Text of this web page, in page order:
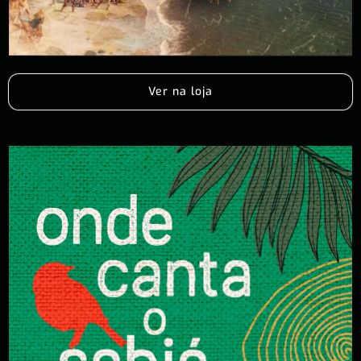
Ver na loja